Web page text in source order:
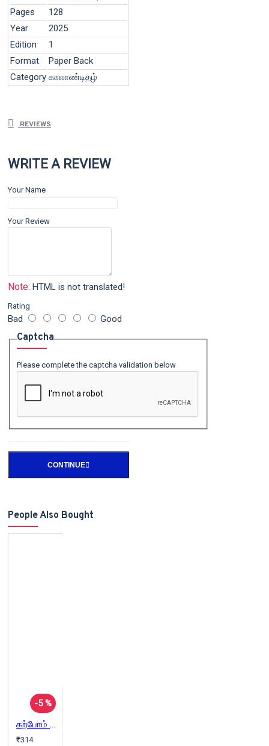
Pages
128
Year
2025
Edition
1
Format
Paper Back
Category காலாண்டிதழ்
REVIEWS
WRITE A REVIEW
Your Name
Your Review
Note: HTML is not translated!
Rating
Bad Good
Captcha
Please complete the captcha validation below
CONTINUE
People Also Bought
-5 %
கற்போம் பெரியாரியம்
₹314